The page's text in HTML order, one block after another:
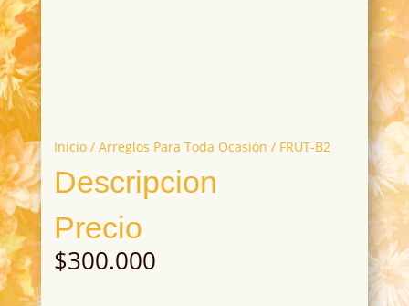
Inicio/ Arreglos Para Toda Ocasión / FRUT-B2
Descripcion
Precio
$300.000